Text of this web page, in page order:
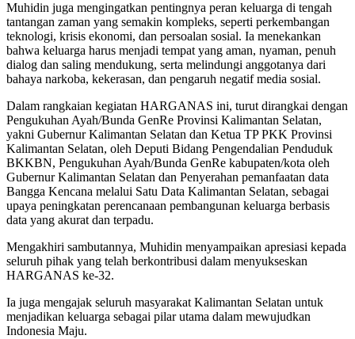
Muhidin juga mengingatkan pentingnya peran keluarga di tengah
tantangan zaman yang semakin kompleks, seperti perkembangan
teknologi, krisis ekonomi, dan persoalan sosial. Ia menekankan
bahwa keluarga harus menjadi tempat yang aman, nyaman, penuh
dialog dan saling mendukung, serta melindungi anggotanya dari
bahaya narkoba, kekerasan, dan pengaruh negatif media sosial.
Dalam rangkaian kegiatan HARGANAS ini, turut dirangkai dengan
Pengukuhan Ayah/Bunda GenRe Provinsi Kalimantan Selatan,
yakni Gubernur Kalimantan Selatan dan Ketua TP PKK Provinsi
Kalimantan Selatan, oleh Deputi Bidang Pengendalian Penduduk
BKKBN, Pengukuhan Ayah/Bunda GenRe kabupaten/kota oleh
Gubernur Kalimantan Selatan dan Penyerahan pemanfaatan data
Bangga Kencana melalui Satu Data Kalimantan Selatan, sebagai
upaya peningkatan perencanaan pembangunan keluarga berbasis
data yang akurat dan terpadu.
Mengakhiri sambutannya, Muhidin menyampaikan apresiasi kepada
seluruh pihak yang telah berkontribusi dalam menyukseskan
HARGANAS ke-32.
Ia juga mengajak seluruh masyarakat Kalimantan Selatan untuk
menjadikan keluarga sebagai pilar utama dalam mewujudkan
Indonesia Maju.